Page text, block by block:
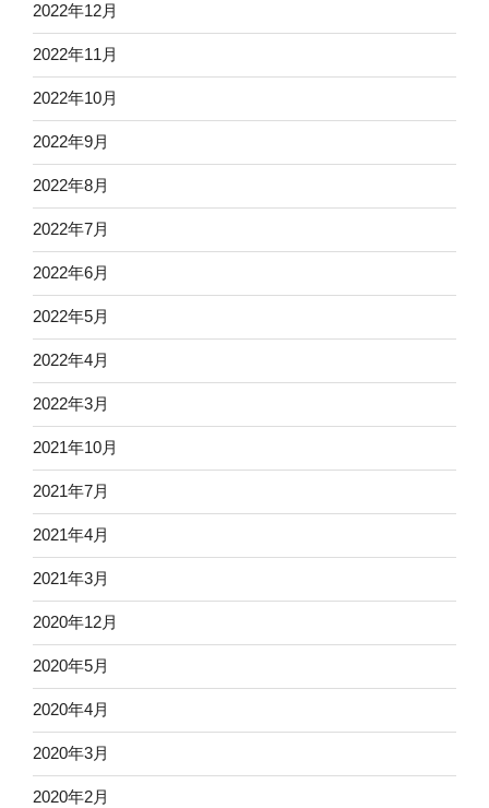
2022年12月
2022年11月
2022年10月
2022年9月
2022年8月
2022年7月
2022年6月
2022年5月
2022年4月
2022年3月
2021年10月
2021年7月
2021年4月
2021年3月
2020年12月
2020年5月
2020年4月
2020年3月
2020年2月